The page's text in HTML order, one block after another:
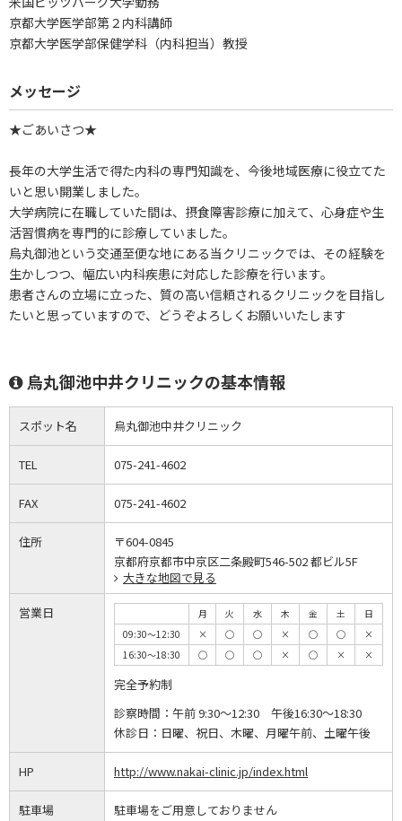
京都大学医学部第２内科講師
京都大学医学部保健学科（内科担当）教授
メッセージ
★ごあいさつ★
長年の大学生活で得た内科の専門知識を、今後地域医療に役立てた
いと思い開業しました。
大学病院に在職していた間は、摂食障害診療に加えて、心身症や生
活習慣病を専門的に診療していました。
烏丸御池という交通至便な地にある当クリニックでは、その経験を
生かしつつ、幅広い内科疾患に対応した診療を行います。
患者さんの立場に立った、質の高い信頼されるクリニックを目指し
たいと思っていますので、どうぞよろしくお願いいたします
烏丸御池中井クリニックの基本情報
スポット名 烏丸御池中井クリニック
TEL 075-241-4602
FAX 075-241-4602
住所
〒604-0845
京都府京都市中京区二条殿町546-502 都ビル5F
大きな地図で見る
営業日 月 火 水 木 金 土
日
09:30～12:30
× ◯ ◯ × ◯ ◯
×
16:30～18:30
◯ ◯ ◯ × ◯ × ×
完全予約制
診察時間： 午前 9:30～12:30 午後16:30～18:30
休診日： 日曜、祝日、木曜、月曜午前、土曜午後
HP http://www.nakai-clinic.jp/index.html
駐車場 駐車場をご用意しておりません